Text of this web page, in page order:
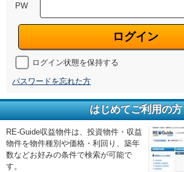
PW
ログイン
ログイン状態を保持する
パスワードを忘れた方
はじめてご利用の方
RE-Guide収益物件は、投資物件・収益
物件を物件種別や価格・利回り、築年
数などお好みの条件で検索が可能で
す。